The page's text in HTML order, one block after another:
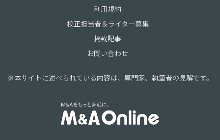
利用規約
校正担当者＆ライター募集
掲載記事
お問い合わせ
※本サイトに述べられている内容は、専門家、執筆者の見解です。